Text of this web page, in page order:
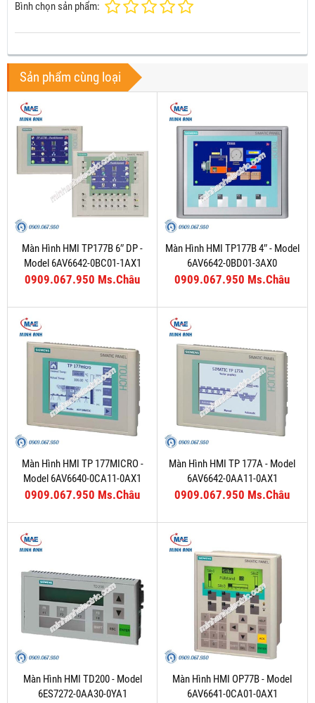
Bình chọn sản phẩm:
Sản phẩm cùng loại
Màn Hình HMI TP177B 6″ DP -
Model 6AV6642-0BC01-1AX1
0909.067.950 Ms.Châu
Màn Hình HMI TP177B 4″ - Model
6AV6642-0BD01-3AX0
0909.067.950 Ms.Châu
Màn Hình HMI TP 177MICRO -
Model 6AV6640-0CA11-0AX1
0909.067.950 Ms.Châu
Màn Hình HMI TP 177A - Model
6AV6642-0AA11-0AX1
0909.067.950 Ms.Châu
Màn Hình HMI TD200 - Model
6ES7272-0AA30-0YA1
Màn Hình HMI OP77B - Model
6AV6641-0CA01-0AX1